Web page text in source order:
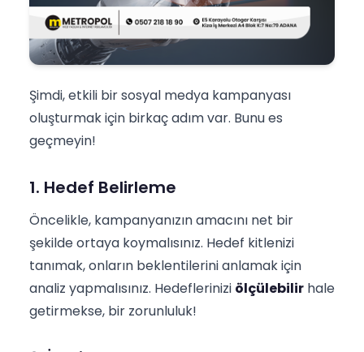
Şimdi, etkili bir sosyal medya kampanyası
oluşturmak için birkaç adım var. Bunu es
geçmeyin!
1. Hedef Belirleme
Öncelikle, kampanyanızın amacını net bir
şekilde ortaya koymalısınız. Hedef kitlenizi
tanımak, onların beklentilerini anlamak için
analiz yapmalısınız. Hedeflerinizi ölçülebilir hale
getirmekse, bir zorunluluk!